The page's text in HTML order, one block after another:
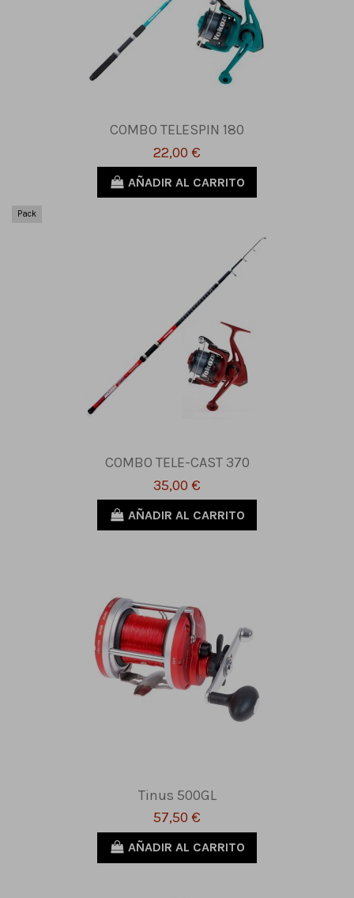
COMBO TELESPIN 180
22,00 €
AÑADIR AL CARRITO
Pack
COMBO TELE-CAST 370
35,00 €
AÑADIR AL CARRITO
Tinus 500GL
57,50 €
AÑADIR AL CARRITO